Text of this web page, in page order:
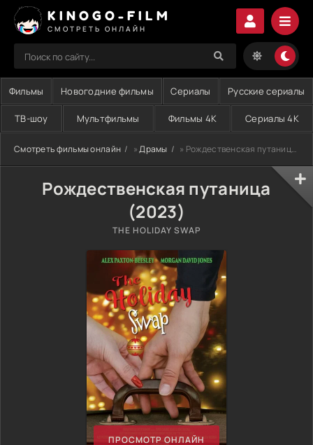
KINOGO-FILM
СМОТРЕТЬ ОНЛАЙН
Фильмы Новогодние фильмы Сериалы Русские сериалы
ТВ-шоу Мультфильмы Фильмы 4K Сериалы 4K
Смотреть фильмы онлайн »Драмы » Рождественская путаница (2023)
Рождественская путаница
(2023)
THE HOLIDAY SWAP
ПРОСМОТР ОНЛАЙН